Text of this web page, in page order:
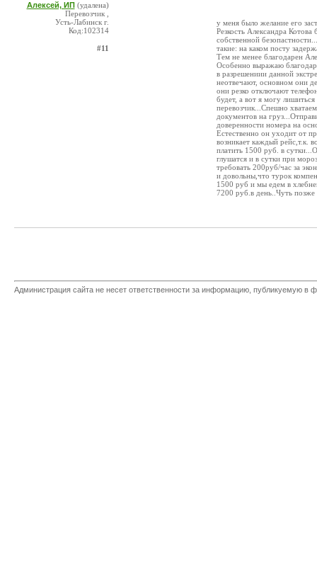
Алексей, ИП (удалена)
Перевозчик ,
Усть-Лабинск г.
Код:102314
#11
у меня было желание его
Резкость Александра
собственной
такие: на каком посту
Тем не менее благодарен
Особенно выражаю
в разрешениии данной
неотвечают, основном они
они резко отключают
будет, а вот я могу
перевозчик...Спешно
документов на
доверенности номера на
Естественно он уходит от
возникает каждый рейс,т.к.
платить 1500 руб. в
глушатся и в сутки при
требовать 200руб/час за
и довольны,что турок
1500 руб и мы едем в
7200 руб.в день..Чуть
Администрация сайта не несет ответственности за информацию, публикуемую